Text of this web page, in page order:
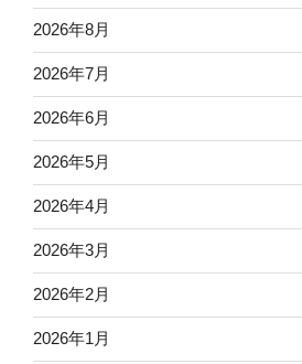
2026年8月
2026年7月
2026年6月
2026年5月
2026年4月
2026年3月
2026年2月
2026年1月